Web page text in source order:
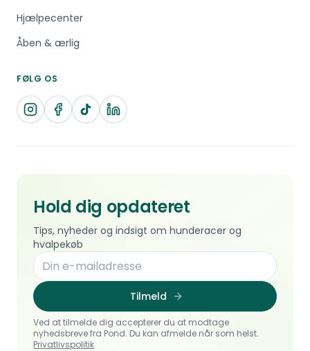
Hjælpecenter
Åben & ærlig
FØLG OS
Hold dig opdateret
Tips, nyheder og indsigt om hunderacer og
hvalpekøb
Tilmeld
Ved at tilmelde dig accepterer du at modtage
nyhedsbreve fra Pond. Du kan afmelde når som helst.
Privatlivspolitik